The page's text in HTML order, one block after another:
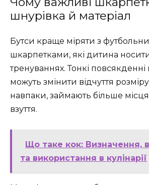
шнурівка й матеріал
Бутси краще міряти з
шкарпетками, які дитина
тренуваннях. Тонкі
можуть змінити відчуття
навпаки, займають більше
взуття.
Що таке кок: Визначення,
та використання в кулінарії